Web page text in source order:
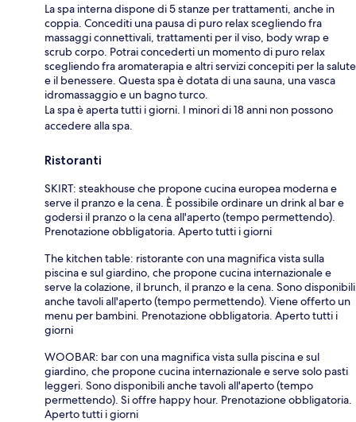
La spa interna dispone di 5 stanze per trattamenti, anche in
coppia. Concediti una pausa di puro relax scegliendo fra
massaggi connettivali, trattamenti per il viso, body wrap e
scrub corpo. Potrai concederti un momento di puro relax
scegliendo fra aromaterapia e altri servizi concepiti per la salute
e il benessere. Questa spa è dotata di una sauna, una vasca
idromassaggio e un bagno turco.
La spa è aperta tutti i giorni. I minori di 18 anni non possono
accedere alla spa.
Ristoranti
SKIRT: steakhouse che propone cucina europea moderna e
serve il pranzo e la cena. È possibile ordinare un drink al bar e
godersi il pranzo o la cena all'aperto (tempo permettendo).
Prenotazione obbligatoria. Aperto tutti i giorni
The kitchen table: ristorante con una magnifica vista sulla
piscina e sul giardino, che propone cucina internazionale e
serve la colazione, il brunch, il pranzo e la cena. Sono disponibili
anche tavoli all'aperto (tempo permettendo). Viene offerto un
menu per bambini. Prenotazione obbligatoria. Aperto tutti i
giorni
WOOBAR: bar con una magnifica vista sulla piscina e sul
giardino, che propone cucina internazionale e serve solo pasti
leggeri. Sono disponibili anche tavoli all'aperto (tempo
permettendo). Si offre happy hour. Prenotazione obbligatoria.
Aperto tutti i giorni